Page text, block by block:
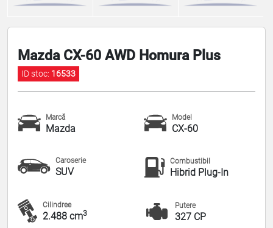
Mazda CX-60 AWD Homura Plus
ID stoc: 16533
Marcă
Mazda
Model
CX-60
Caroserie
SUV
Combustibil
Hibrid Plug-In
Cilindree
2.488 cm3
Putere
327 CP